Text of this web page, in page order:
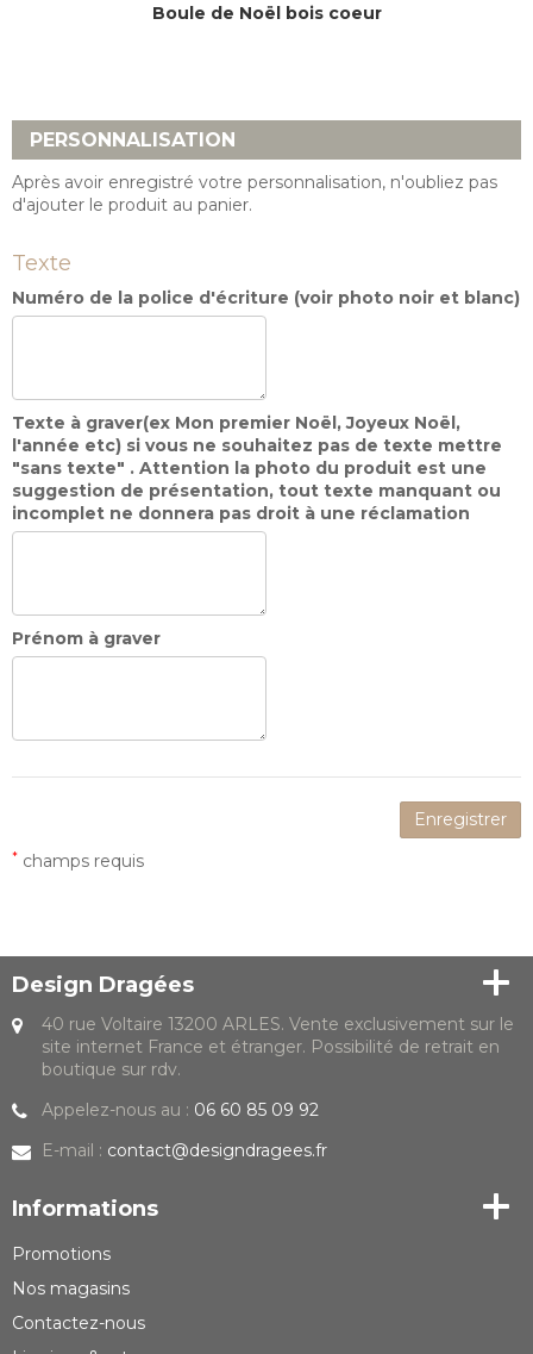
Boule de Noël bois coeur
PERSONNALISATION
Après avoir enregistré votre personnalisation, n'oubliez pas
d'ajouter le produit au panier.
Texte
Numéro de la police d'écriture (voir photo noir et blanc)
Texte à graver(ex Mon premier Noël, Joyeux Noël,
l'année etc) si vous ne souhaitez pas de texte mettre
"sans texte" . Attention la photo du produit est une
suggestion de présentation, tout texte manquant ou
incomplet ne donnera pas droit à une réclamation
Prénom à graver
Enregistrer
* champs requis
Design Dragées
40 rue Voltaire 13200 ARLES. Vente exclusivement sur le
site internet France et étranger. Possibilité de retrait en
boutique sur rdv.
Appelez-nous au : 06 60 85 09 92
E-mail : contact@designdragees.fr
Informations
Promotions
Nos magasins
Contactez-nous